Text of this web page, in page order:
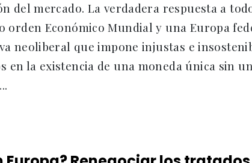
del mercado. La verdadera respuesta a
orden Económico Mundial y una Europa
neoliberal que impone injustas e
en la existencia de una moneda única sin